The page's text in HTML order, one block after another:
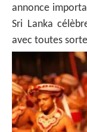
annonce
Sri Lanka
avec toutes